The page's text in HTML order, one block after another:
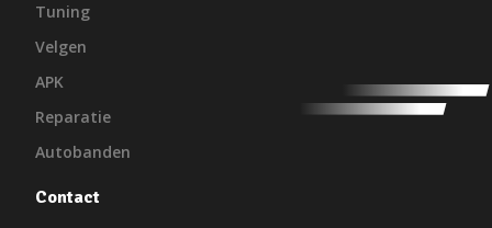
Tuning
Velgen
APK
Reparatie
Autobanden
Contact